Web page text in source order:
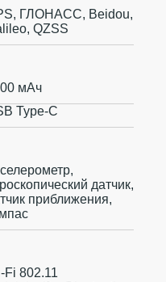
ГЛОНАСС, Beidou,
QZSS
мАч
Type-C
датчик,
приближения,
Fi 802.11